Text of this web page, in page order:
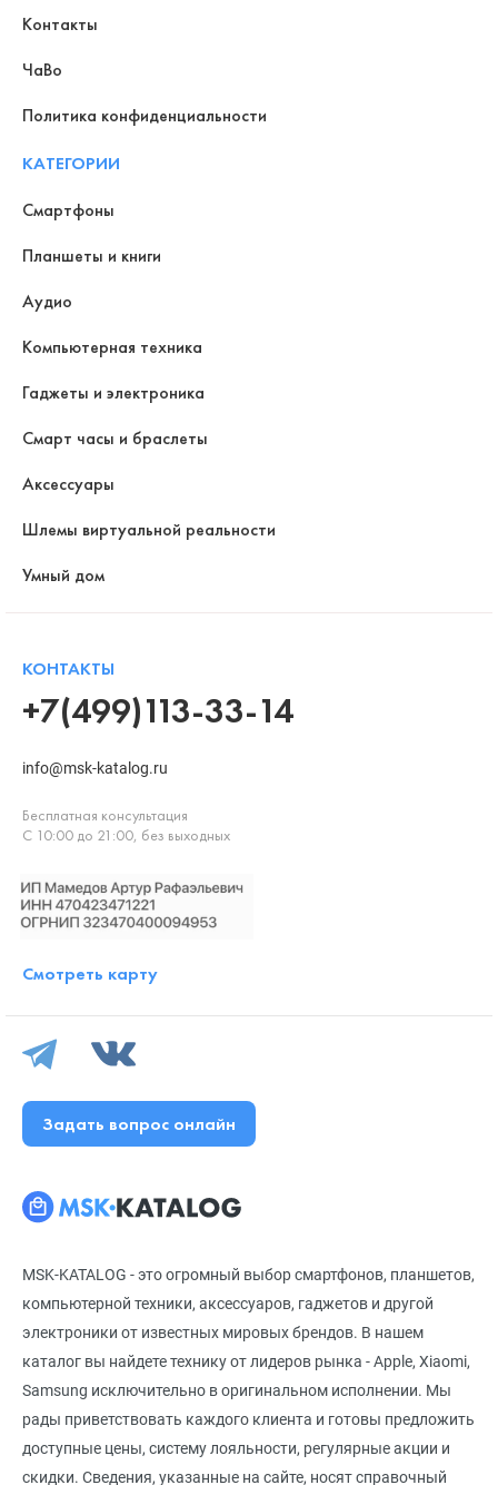
MSK-KATALOG - это огромный выбор смартфонов, планшетов,
компьютерной техники, аксессуаров, гаджетов и другой
электроники от известных мировых брендов. В нашем
каталог вы найдете технику от лидеров рынка - Apple, Xiaomi,
Samsung исключительно в оригинальном исполнении. Мы
рады приветствовать каждого клиента и готовы предложить
доступные цены, систему лояльности, регулярные акции и
скидки. Сведения, указанные на сайте, носят справочный
Контакты
ЧаВо
Политика конфиденциальности
КАТЕГОРИИ
Смартфоны
Планшеты и книги
Аудио
Компьютерная техника
Гаджеты и электроника
Смарт часы и браслеты
Аксессуары
Шлемы виртуальной реальности
Умный дом
КОНТАКТЫ
+7(499)113-33-14
info@msk-katalog.ru
Бесплатная консультация
С 10:00 до 21:00, без выходных
Смотреть карту
Задать вопрос онлайн